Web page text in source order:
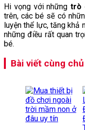
Hi vọng với những trò
trên, các bé sẽ có
luyện thể lực, tăng khả
những điều rất quan
bé.
Bài viết cùng